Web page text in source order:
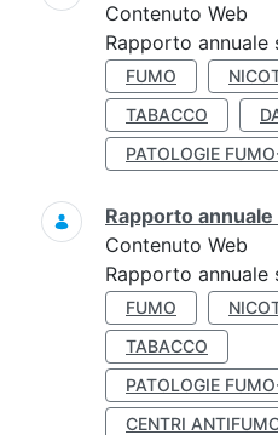
Contenuto Web
Rapporto annuale
FUMO
TABACCO
PATOLOGIE
Rapporto
Contenuto Web
Rapporto annuale
FUMO
TABACCO
PATOLOGIE
CENTRI